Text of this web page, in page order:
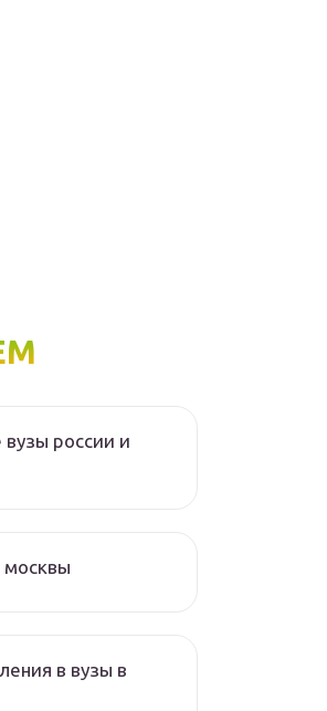
россии и
москвы
в вузы в